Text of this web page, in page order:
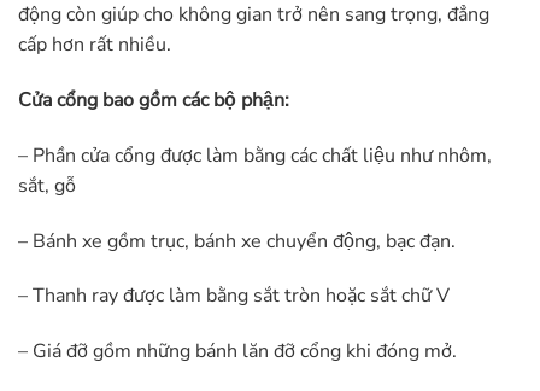
động còn giúp cho không gian trở nên sang trọng, đẳng
cấp hơn rất nhiều.
Cửa cổng bao gồm các bộ phận:
– Phần cửa cổng được làm bằng các chất liệu như nhôm,
sắt, gỗ
– Bánh xe gồm trục, bánh xe chuyển động, bạc đạn.
– Thanh ray được làm bằng sắt tròn hoặc sắt chữ V
– Giá đỡ gồm những bánh lăn đỡ cổng khi đóng mở.